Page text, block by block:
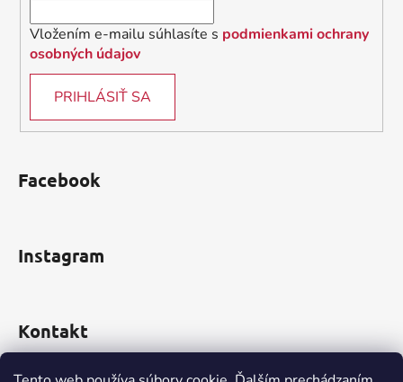
Vložením e-mailu súhlasíte s podmienkami ochrany
osobných údajov
PRIHLÁSIŤ SA
Facebook
Instagram
Kontakt